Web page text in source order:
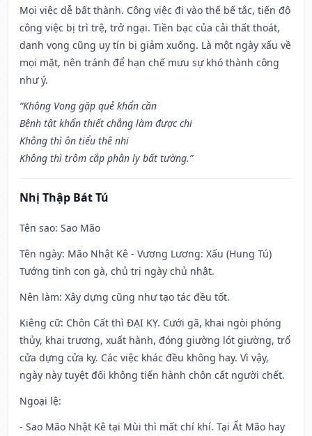
Mọi việc dễ bất thành. Công việc đi vào thế bế tắc, tiến độ
công việc bị trì trệ, trở ngại. Tiền bạc của cải thất thoát,
danh vọng cũng uy tín bị giảm xuống. Là một ngày xấu về
mọi mặt, nên tránh để hạn chế mưu sự khó thành công
như ý.
“Không Vong gặp quẻ khẩn cần
Bệnh tật khẩn thiết chẳng làm được chi
Không thì ôn tiểu thê nhi
Không thì trộm cắp phân ly bất tường.”
Nhị Thập Bát Tú
Tên sao: Sao Mão
Tên ngày: Mão Nhật Kê - Vương Lương: Xấu (Hung Tú)
Tướng tinh con gà, chủ trị ngày chủ nhật.
Nên làm: Xây dựng cũng như tạo tác đều tốt.
Kiêng cữ: Chôn Cất thì ĐẠI KỴ. Cưới gã, khai ngòi phóng
thủy, khai trương, xuất hành, đóng giường lót giường, trổ
cửa dựng cửa kỵ. Các việc khác đều không hay. Vì vậy,
ngày này tuyệt đối không tiến hành chôn cất người chết.
Ngoại lệ:
- Sao Mão Nhật Kê tại Mùi thì mất chí khí. Tại Ất Mão hay